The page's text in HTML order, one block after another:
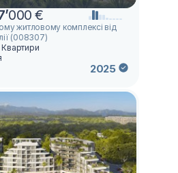
’000 €
житловому комплексі від
(008307)
Квартири
2025